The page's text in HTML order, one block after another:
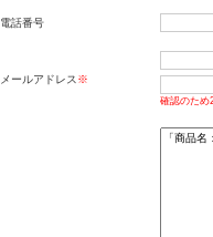
電話番号
メールアドレス ※
確認のため